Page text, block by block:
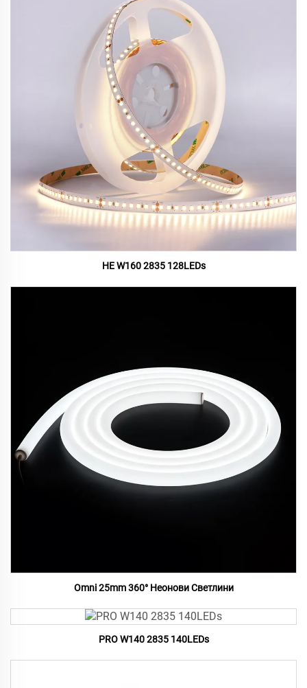
HE W160 2835 128LEDs
Omni 25mm 360° Неонови Светлини
PRO W140 2835 140LEDs